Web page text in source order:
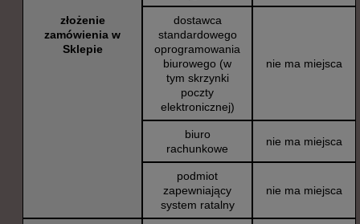
złożenie
zamówienia w
Sklepie
dostawca
standardowego
oprogramowania
biurowego (w
tym skrzynki
poczty
elektronicznej)
nie ma miejsca
biuro
rachunkowe
nie ma miejsca
podmiot
zapewniający
system ratalny
nie ma miejsca